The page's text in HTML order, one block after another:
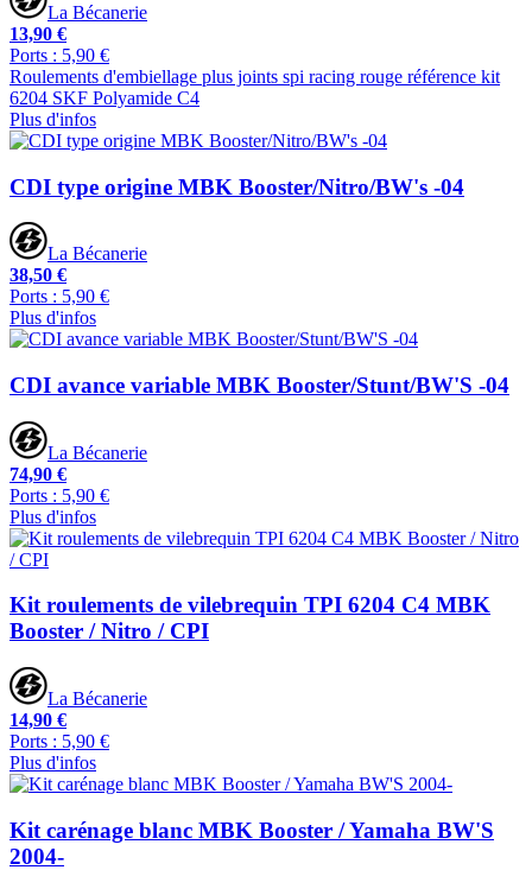
La Bécanerie
13,90 €
Ports : 5,90 €
Roulements d'embiellage plus joints spi racing rouge référence kit
6204 SKF Polyamide C4
Plus d'infos
CDI type origine MBK Booster/Nitro/BW's -04
La Bécanerie
38,50 €
Ports : 5,90 €
Plus d'infos
CDI avance variable MBK Booster/Stunt/BW'S -04
La Bécanerie
74,90 €
Ports : 5,90 €
Plus d'infos
Kit roulements de vilebrequin TPI 6204 C4 MBK
Booster / Nitro / CPI
La Bécanerie
14,90 €
Ports : 5,90 €
Plus d'infos
Kit carénage blanc MBK Booster / Yamaha BW'S
2004-